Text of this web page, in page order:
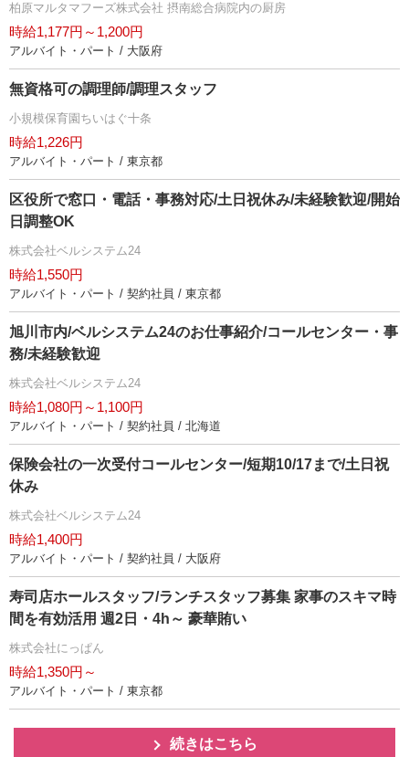
柏原マルタマフーズ株式会社 摂南総合病院内の厨房
時給1,177円～1,200円
アルバイト・パート / 大阪府
無資格可の調理師/調理スタッフ
小規模保育園ちいはぐ十条
時給1,226円
アルバイト・パート / 東京都
区役所で窓口・電話・事務対応/土日祝休み/未経験歓迎/開始
日調整OK
株式会社ベルシステム24
時給1,550円
アルバイト・パート / 契約社員 / 東京都
旭川市内/ベルシステム24のお仕事紹介/コールセンター・事
務/未経験歓迎
株式会社ベルシステム24
時給1,080円～1,100円
アルバイト・パート / 契約社員 / 北海道
保険会社の一次受付コールセンター/短期10/17まで/土日祝
休み
株式会社ベルシステム24
時給1,400円
アルバイト・パート / 契約社員 / 大阪府
寿司店ホールスタッフ/ランチスタッフ募集 家事のスキマ時
間を有効活用 週2日・4h～ 豪華賄い
株式会社にっぱん
時給1,350円～
アルバイト・パート / 東京都
続きはこちら